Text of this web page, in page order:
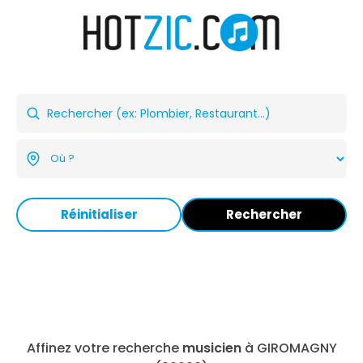
Réinitialiser Rechercher
Affinez votre recherche musicienà GIROMAGNY